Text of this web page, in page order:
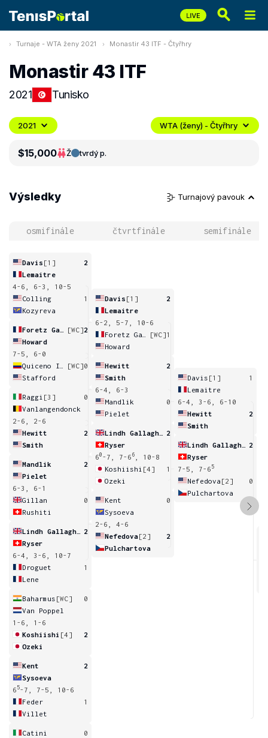
Turnaje - WTA ženy 2021 Monastir 43 ITF - Čtyřhry
Monastir 43 ITF
2021 Tunisko
2021 WTA (ženy) - Čtyřhry
$15,000 Ž tvrdý p.
Výsledky Turnajový pavouk
osmifinále čtvrtfinále semifinále
Davis [1]
2
Lemaitre
4-6, 6-3, 10-5
Colling
1
Kozyreva
[WC]2
Howard
7-5, 6-0
[WC]0
Stafford
Raggi [3]
0
Vanlangendonck
2-6, 2-6
Hewitt
2
Smith
Mandlik
2
Pielet
6-3, 6-1
Gillan
0
Rushiti
2
Ryser
6-4, 3-6, 10-7
Droguet
1
Lene
Baharmus [WC]
0
Van Poppel
1-6, 1-6
Koshiishi [4]
2
Ozeki
Kent
2
Sysoeva
6 5-7, 7-5, 10-6
Feder
1
Villet
Catini
0
Davis [1]
2
Lemaitre
6-2, 5-7, 10-6
[WC]1
Howard
Hewitt
2
Smith
6-4, 6-3
Mandlik
0
Pielet
2
Ryser
60 -7, 7-6 6
, 10-8
Koshiishi [4]
1
Ozeki
Kent
0
Sysoeva
2-6, 4-6
Nefedova[2]
2
Pulchartova
Davis [1]
1
Lemaitre
6-4, 3-6, 6-10
Hewitt
2
Smith
2
Ryser
7-5, 7-6 5
Nefedova [2]
0
Pulchartova